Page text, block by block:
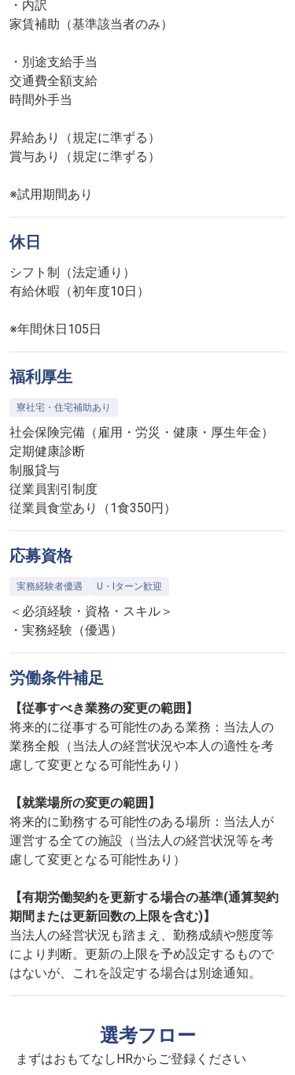
・内訳
家賃補助（基準該当者のみ）
・別途支給手当
交通費全額支給
時間外手当
昇給あり（規定に準ずる）
賞与あり（規定に準ずる）
※試用期間あり
休日
シフト制（法定通り）
有給休暇（初年度10日）
※年間休日105日
福利厚生
寮社宅・住宅補助あり
社会保険完備（雇用・労災・健康・厚生年金）
定期健康診断
制服貸与
従業員割引制度
従業員食堂あり（1食350円）
応募資格
実務経験者優遇 U・Iターン歓迎
＜必須経験・資格・スキル＞
・実務経験（優遇）
労働条件補足
【従事すべき業務の変更の範囲】
将来的に従事する可能性のある業務：当法人の
業務全般（当法人の経営状況や本人の適性を考
慮して変更となる可能性あり）
【就業場所の変更の範囲】
将来的に勤務する可能性のある場所：当法人が
運営する全ての施設（当法人の経営状況等を考
慮して変更となる可能性あり）
【有期労働契約を更新する場合の基準(通算契約
期間または更新回数の上限を含む)】
当法人の経営状況も踏まえ、勤務成績や態度等
により判断。更新の上限を予め設定するもので
はないが、これを設定する場合は別途通知。
選考フロー
まずはおもてなしHRからご登録ください